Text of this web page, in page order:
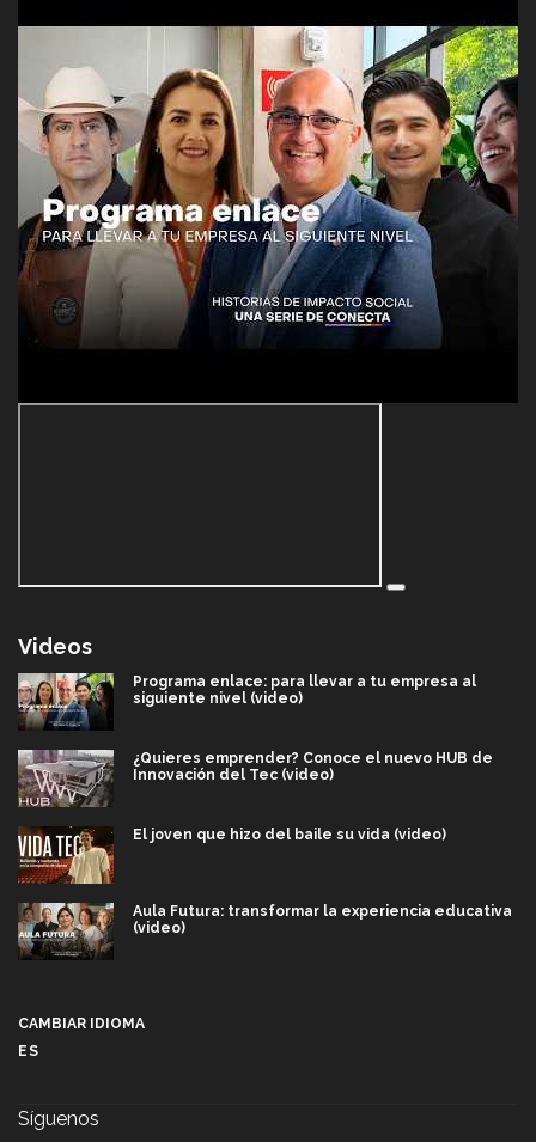
Videos
Programa enlace: para llevar a tu empresa al
siguiente nivel (video)
¿Quieres emprender? Conoce el nuevo HUB de
Innovación del Tec (video)
El joven que hizo del baile su vida (video)
Aula Futura: transformar la experiencia educativa
(video)
CAMBIAR IDIOMA
ES
Síguenos